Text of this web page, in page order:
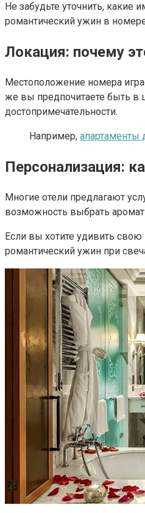
Не забудьте уточнить, какие
романтический ужин в
Локация: почему
Местоположение номера
же вы предпочитаете быть в
достопримечательности.
Например,
Персонализация:
Многие отели предлагают
возможность выбрать
Если вы хотите удивить
романтический ужин при